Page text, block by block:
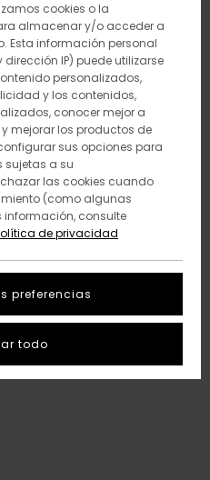
cookies o la
almacenar y/o acceder a
Esta información personal
IP) puede utilizarse
personalizados,
y los contenidos,
conocer mejor a
mejorar los productos de
sus opciones para
sujetas a su
las cookies cuando
(como algunas
información, consulte
de privacidad
preferencias
todo